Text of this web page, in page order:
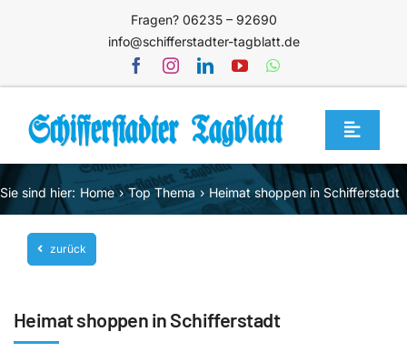
Fragen? 06235 – 92690
info@schifferstadter-tagblatt.de
Toggle
Home
Themen
Blog
Service
Sie sind hier: Home Top Thema Heimat shoppen in Schifferstadt
zurück
Heimat shoppen in Schifferstadt